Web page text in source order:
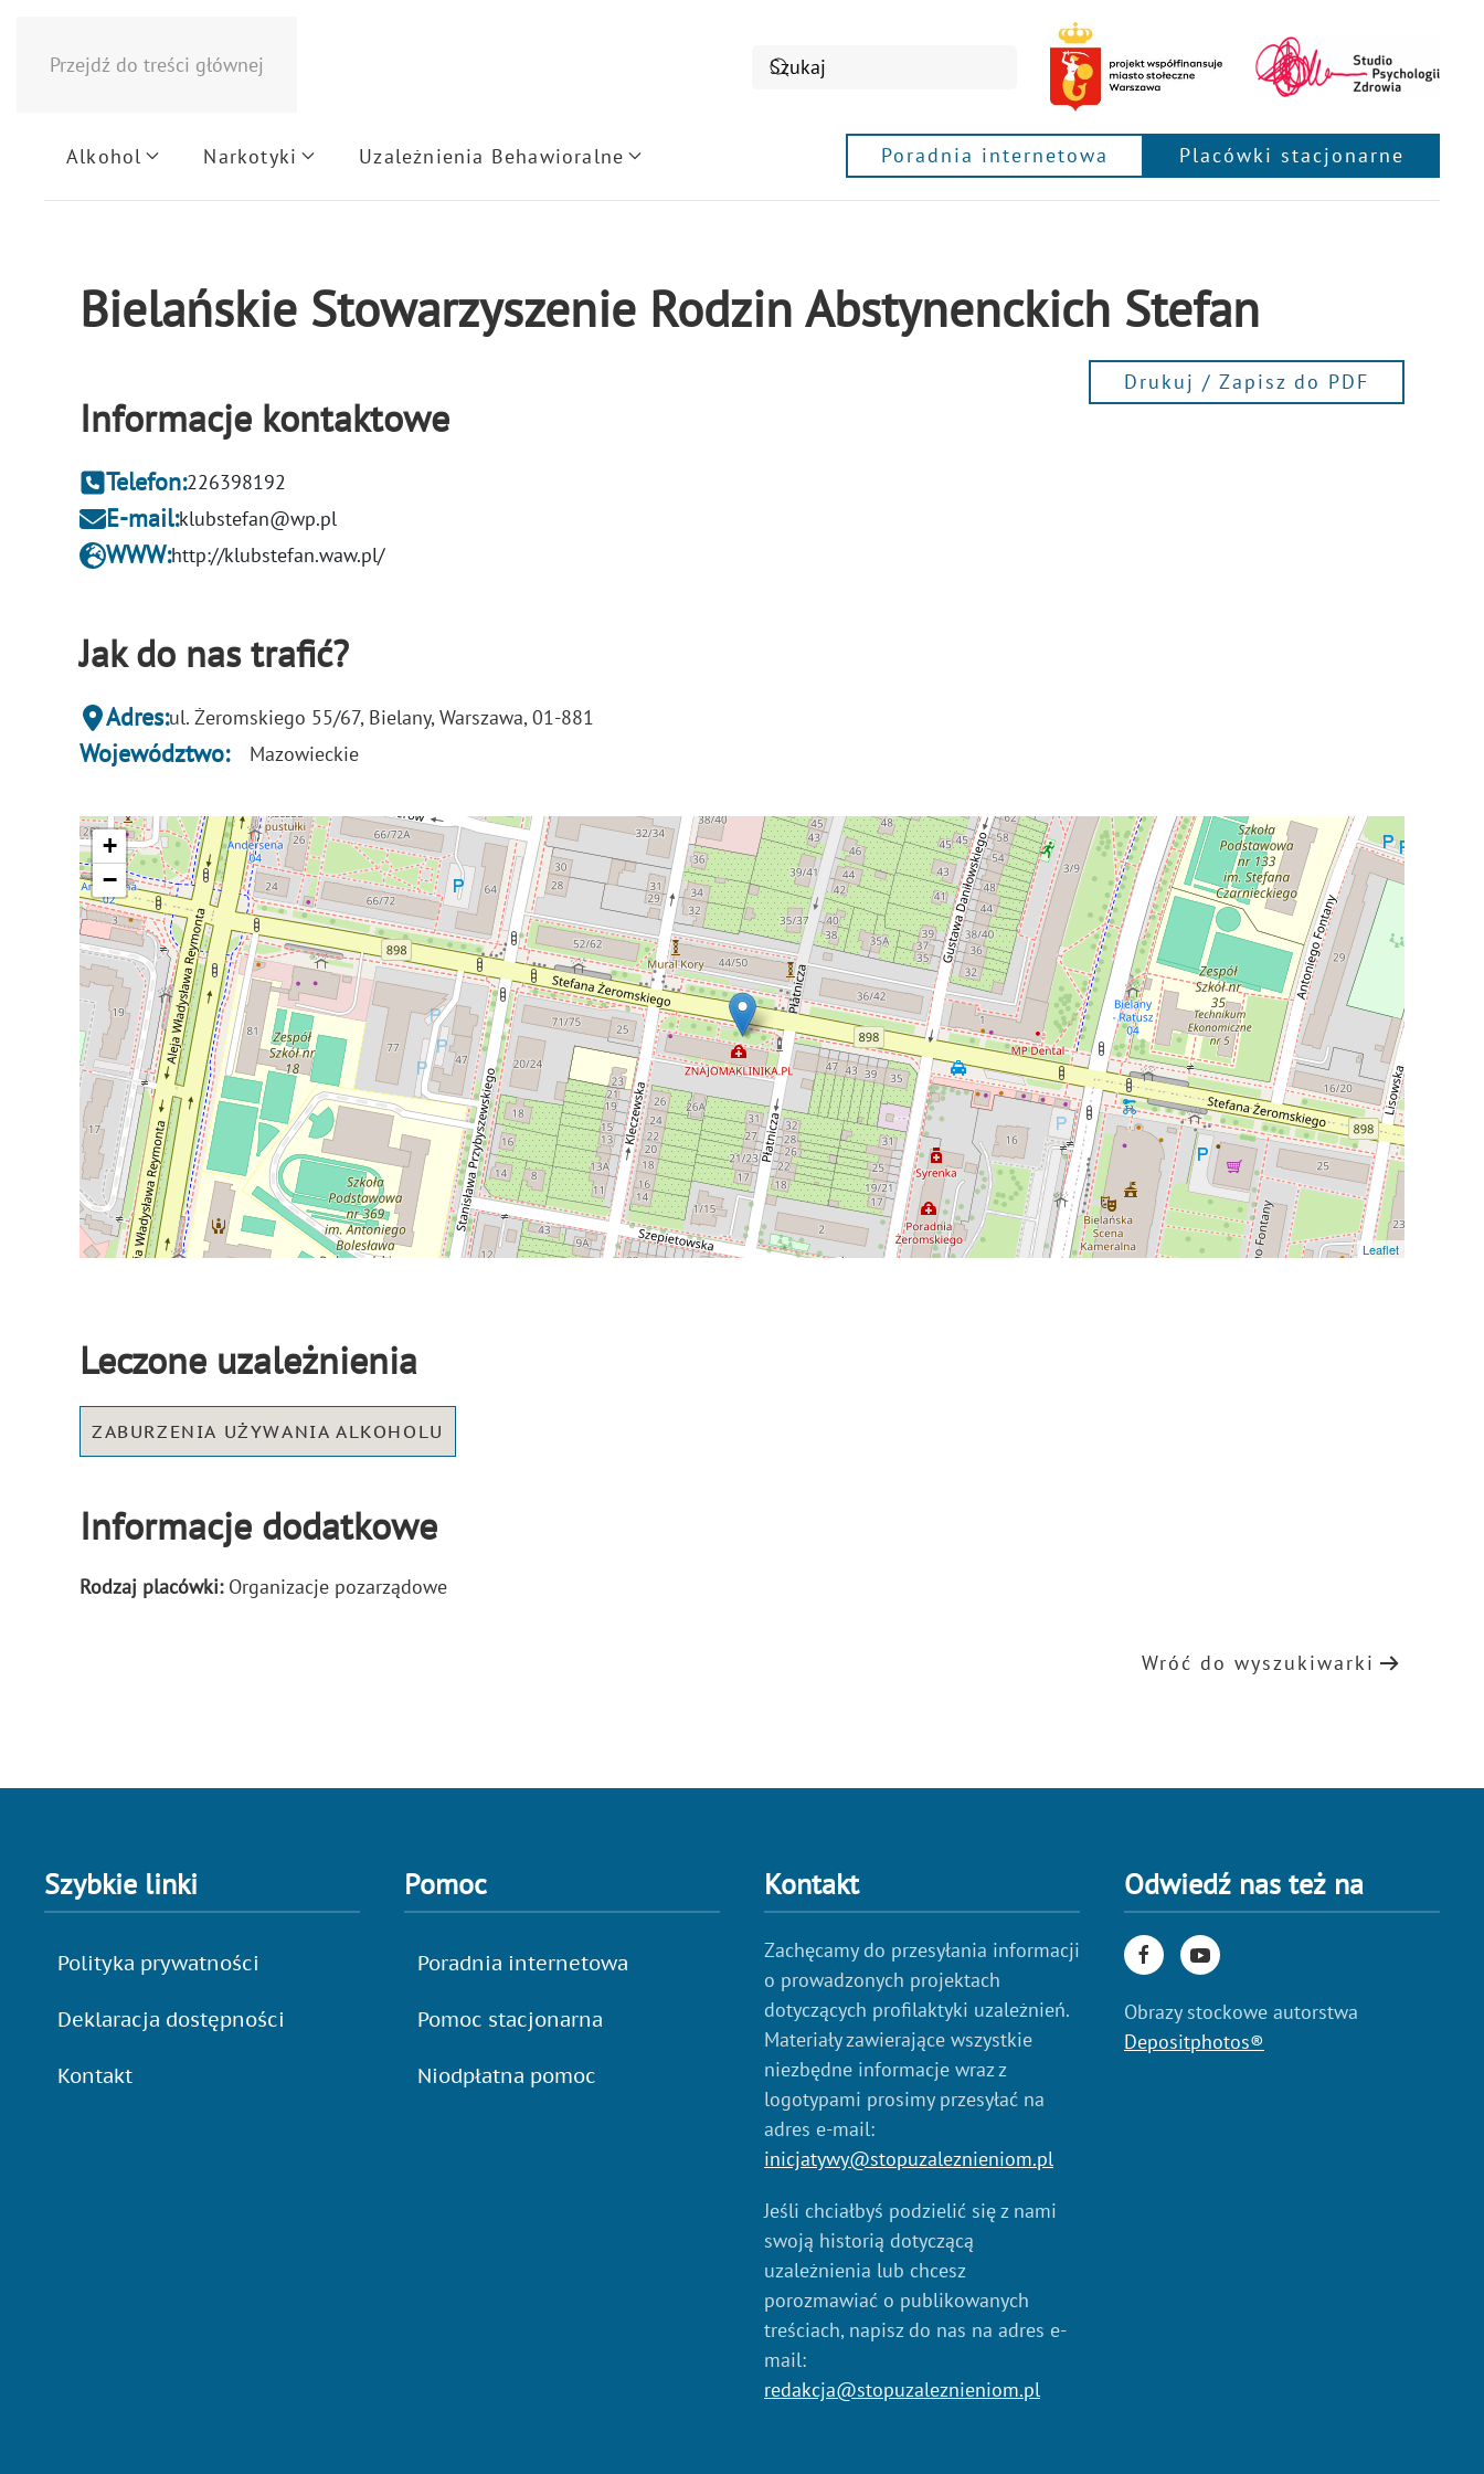
Przejdź do treści głównej
Alkohol Narkotyki Uzależnienia Behawioralne Poradnia internetowa Placówki stacjonarne
Bielańskie Stowarzyszenie Rodzin Abstynenckich Stefan
Drukuj / Zapisz do PDF
Informacje kontaktowe
Telefon:226398192
E-mail:klubstefan@wp.pl
WWW:http://klubstefan.waw.pl/
Jak do nas trafić?
Adres:ul. Żeromskiego 55/67, Bielany, Warszawa, 01-881
Województwo: Mazowieckie
+
−
Leaflet
Leczone uzależnienia
ZABURZENIA UŻYWANIA ALKOHOLU
Informacje dodatkowe
Rodzaj placówki: Organizacje pozarządowe
Wróć do wyszukiwarki
Szybkie linki
Polityka prywatności
Deklaracja dostępności
Kontakt
Pomoc
Poradnia internetowa
Pomoc stacjonarna
Niodpłatna pomoc
Kontakt
Zachęcamy do przesyłania informacji
o prowadzonych projektach
dotyczących profilaktyki uzależnień.
Materiały zawierające wszystkie
niezbędne informacje wraz z
logotypami prosimy przesyłać na
adres e-mail:
inicjatywy@stopuzaleznieniom.pl
Jeśli chciałbyś podzielić się z nami
swoją historią dotyczącą
uzależnienia lub chcesz
porozmawiać o publikowanych
treściach, napisz do nas na adres e-
mail:
redakcja@stopuzaleznieniom.pl
Odwiedź nas też na
Obrazy stockowe autorstwa
Depositphotos®